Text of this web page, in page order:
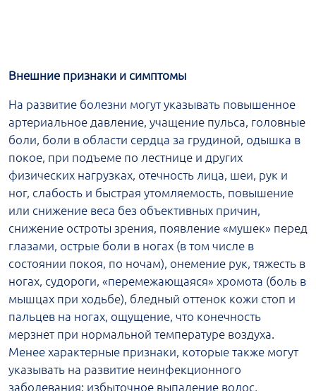
Внешние признаки и симптомы
На развитие болезни могут указывать повышенное
артериальное давление, учащение пульса, головные
боли, боли в области сердца за грудиной, одышка в
покое, при подъеме по лестнице и других
физических нагрузках, отечность лица, шеи, рук и
ног, слабость и быстрая утомляемость, повышение
или снижение веса без объективных причин,
снижение остроты зрения, появление «мушек» перед
глазами, острые боли в ногах (в том числе в
состоянии покоя, по ночам), онемение рук, тяжесть в
ногах, судороги, «перемежающаяся» хромота (боль в
мышцах при ходьбе), бледный оттенок кожи стоп и
пальцев на ногах, ощущение, что конечность
мерзнет при нормальной температуре воздуха.
Менее характерные признаки, которые также могут
указывать на развитие неинфекционного
заболевания: избыточное выпадение волос,